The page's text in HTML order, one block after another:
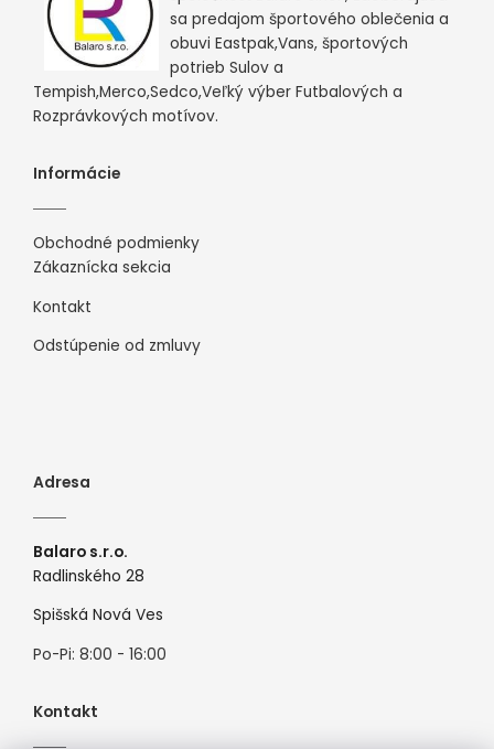
sa predajom športového oblečenia a
obuvi Eastpak,Vans, športových
potrieb Sulov a
Tempish,Merco,Sedco,Veľký výber Futbalových a
Rozprávkových motívov.
Informácie
Obchodné podmienky
Zákaznícka sekcia
Kontakt
Odstúpenie od zmluvy
Adresa
Balaro s.r.o.
Radlinského 28
Spišská Nová Ves
Po-Pi: 8:00 - 16:00
Kontakt